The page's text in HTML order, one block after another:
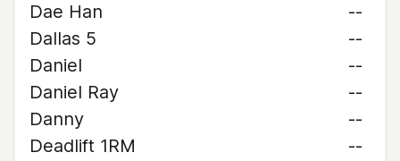
Dae Han
--
Dallas 5
--
Daniel
--
Daniel Ray
--
Danny
--
Deadlift 1RM
--